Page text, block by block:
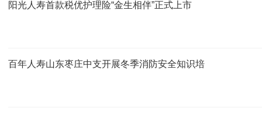
阳光人寿首款税优护理险“金生相伴”正式上市
百年人寿山东枣庄中支开展冬季消防安全知识培